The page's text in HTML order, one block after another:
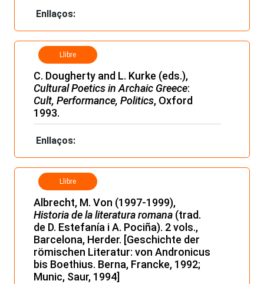
Enllaços:
Llibre
C. Dougherty and L. Kurke (eds.),
Cultural Poetics in Archaic Greece:
Cult, Performance, Politics, Oxford
1993.
Enllaços:
Llibre
Albrecht, M. Von (1997-1999),
Historia de la literatura romana (trad.
de D. Estefanía i A. Pociña). 2 vols.,
Barcelona, Herder. [Geschichte der
römischen Literatur: von Andronicus
bis Boethius. Berna, Francke, 1992;
Munic, Saur, 1994]